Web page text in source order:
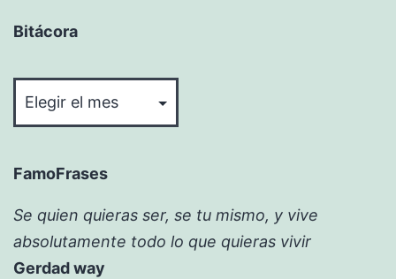
Bitácora
FamoFrases
Se quien quieras ser, se tu mismo, y vive
absolutamente todo lo que quieras vivir
Gerdad way